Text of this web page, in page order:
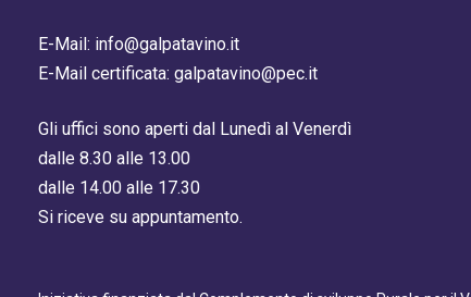
E-Mail: info@galpatavino.it
E-Mail certificata: galpatavino@pec.it
Gli uffici sono aperti dal Lunedì al Venerdì
dalle 8.30 alle 13.00
dalle 14.00 alle 17.30
Si riceve su appuntamento.